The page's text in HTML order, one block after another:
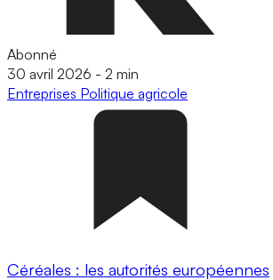
Abonné
30 avril 2026 - 2 min
Entreprises Politique agricole
Céréales : les autorités européennes